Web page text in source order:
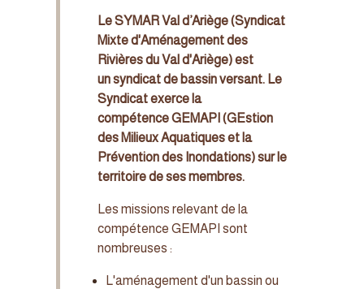
Le SYMAR Val d’Ariège (Syndicat
Mixte d'Aménagement des
Rivières du Val d'Ariège) est
un syndicat de bassin versant. Le
Syndicat exerce la
compétence GEMAPI (GEstion
des Milieux Aquatiques et la
Prévention des Inondations) sur le
territoire de ses membres.
Les missions relevant de la
compétence GEMAPI sont
nombreuses :
L'aménagement d'un bassin ou